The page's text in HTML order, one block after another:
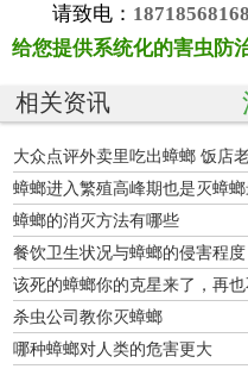
请致电： 18718568168
给您提供系统化的害虫防
相关资讯
大众点评外卖里吃出蟑螂 饭店
蟑螂进入繁殖高峰期也是灭蟑
蟑螂的消灭方法有哪些
餐饮卫生状况与蟑螂的侵害程度
该死的蟑螂你的克星来了，再
杀虫公司教你灭蟑螂
哪种蟑螂对人类的危害更大